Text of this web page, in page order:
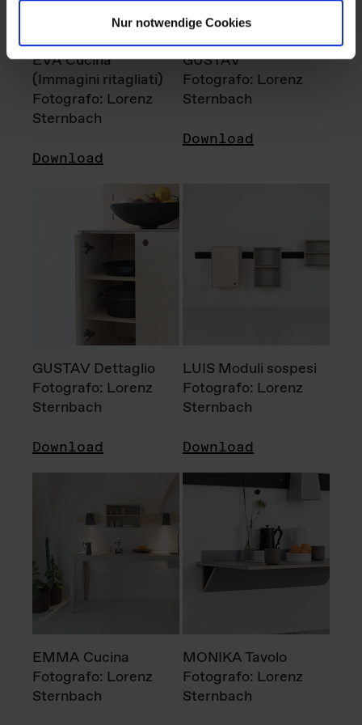
Nur notwendige Cookies
EVA Cucina
(Immagini ritagliati)
Fotografo: Lorenz
Sternbach
Download
GUSTAV
Fotografo: Lorenz
Sternbach
Download
GUSTAV Dettaglio
Fotografo: Lorenz
Sternbach
Download
LUIS Moduli sospesi
Fotografo: Lorenz
Sternbach
Download
EMMA Cucina
Fotografo: Lorenz
Sternbach
MONIKA Tavolo
Fotografo: Lorenz
Sternbach